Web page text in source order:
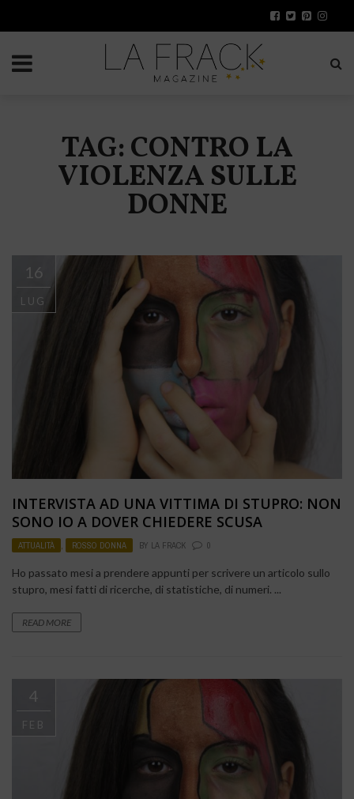
TAG: CONTRO LA
VIOLENZA SULLE
DONNE
16
LUG
INTERVISTA AD UNA VITTIMA DI STUPRO: NON
SONO IO A DOVER CHIEDERE SCUSA
ATTUALITÀ , ROSSO DONNA BY LA FRACK 0
Ho passato mesi a prendere appunti per scrivere un articolo sullo
stupro, mesi fatti di ricerche, di statistiche, di numeri. ...
READ MORE
4
FEB